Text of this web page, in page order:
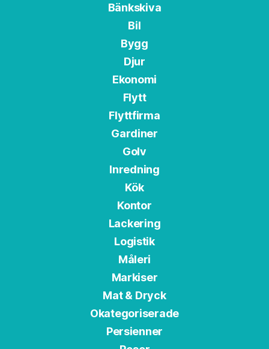
Bänkskiva
Bil
Bygg
Djur
Ekonomi
Flytt
Flyttfirma
Gardiner
Golv
Inredning
Kök
Kontor
Lackering
Logistik
Måleri
Markiser
Mat & Dryck
Okategoriserade
Persienner